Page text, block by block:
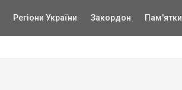
Регіони України Закордон Пам'ятки